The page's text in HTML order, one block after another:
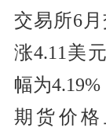
交易所6
涨4.11美
幅为
期货价格